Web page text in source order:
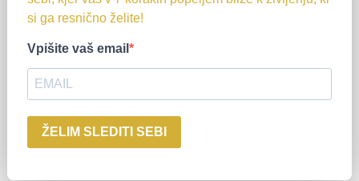
Prednosti rednih tretmajev
si ga resnično želite!
Vpišite vaš email
ŽELIM SLEDITI SEBI